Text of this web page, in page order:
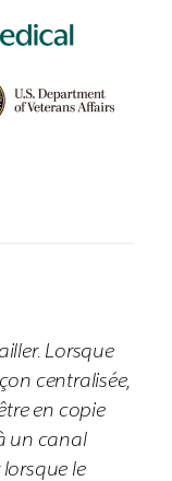
Lorsque
centralisée,
en copie
un canal
le